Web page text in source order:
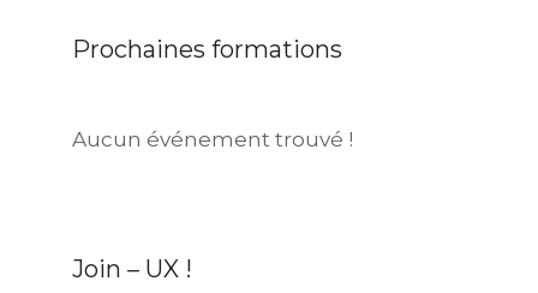
Prochaines formations
Aucun événement trouvé !
Join – UX !